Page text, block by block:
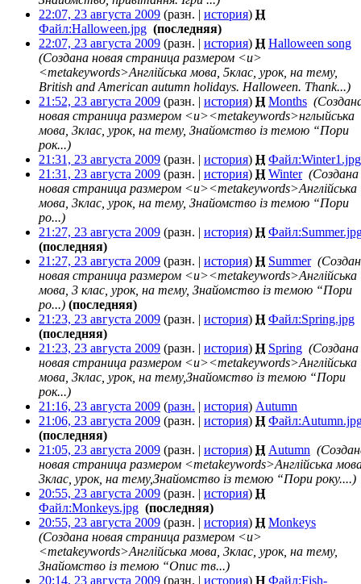
22:07, 23 августа 2009 (разн. | история) Н
Файл:Halloween.jpg (последняя)
22:07, 23 августа 2009 (разн. | история) Н Halloween song
(Создана новая страница размером <u>
<metakeywords>Англійська мова, 5клас, урок, на тему,
British and American autumn holidays. Halloween. Thank...)
21:52, 23 августа 2009 (разн. | история) Н Months
новая страница размером <u><metakeywords>нглыйська
мова, 3клас, урок, на тему, Знайомство із темою “Пори
рок...)
21:31, 23 августа 2009 (разн. | история) Н Файл:Winter1.jpg
21:31, 23 августа 2009 (разн. | история) Н Winter‎ (Создана
новая страница размером <u><metakeywords>Англійська
мова, 3клас, урок, на тему, Знайомство із темою “Пори
ро...)
21:27, 23 августа 2009 (разн. | история) Н
(последняя)
21:27, 23 августа 2009 (разн. | история) Н Summer‎
новая страница размером <u><metakeywords>Англійська
мова, 3 клас, урок, на тему, Знайомство із темою “Пори
ро...) (последняя)
21:23, 23 августа 2009 (разн. | история) Н Файл:Spring.jpg
(последняя)
21:23, 23 августа 2009 (разн. | история) Н Spring (Создана
новая страница размером <u><metakeywords>Англійська
мова, 3клас, урок, на тему,Знайомство із темою “Пори
рок...)
21:16, 23 августа 2009 (разн. | история) Autumn
21:06, 23 августа 2009 (разн. | история) Н
(последняя)
21:05, 23 августа 2009 (разн. | история) Н Autumn
новая страница размером <metakeywords>Англійська
3клас, урок, на тему,Знайомство із темою “Пори року....)
20:55, 23 августа 2009 (разн. | история) Н
Файл:Monkeys.jpg (последняя)
20:55, 23 августа 2009 (разн. | история) Н Monkeys
(Создана новая страница размером <u>
<metakeywords>Англійська мова, 3клас, урок, на тему,
Знайомство із темою “Опис тв...)
20:14, 23 августа 2009 (разн. | история) Н Файл:Fish-